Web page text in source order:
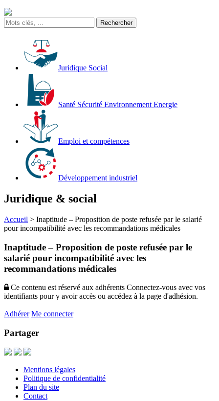
Juridique Social
Santé Sécurité Environnement Energie
Emploi et compétences
Développement industriel
Juridique & social
Accueil > Inaptitude – Proposition de poste refusée par le salarié
pour incompatibilité avec les recommandations médicales
Inaptitude – Proposition de poste refusée par le
salarié pour incompatibilité avec les
recommandations médicales
Ce contenu est réservé aux adhérents Connectez-vous avec vos
identifiants pour y avoir accès ou accédez à la page d'adhésion.
Adhérer Me connecter
Partager
Mentions légales
Politique de confidentialité
Plan du site
Contact